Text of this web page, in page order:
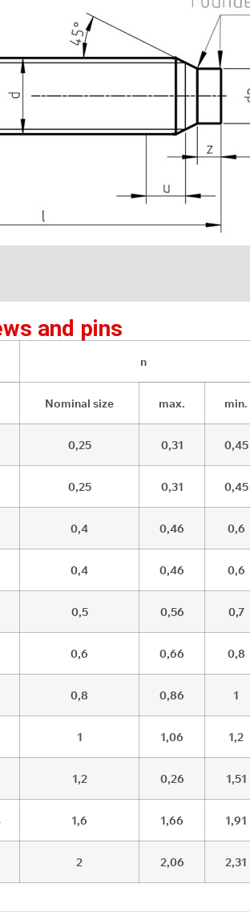
and pins
n
Nominal size max. min.
0,25 0,31 0,45
0,25 0,31 0,45
0,4 0,46 0,6
0,4 0,46 0,6
0,5 0,56 0,7
0,6 0,66 0,8
0,8 0,86 1
1 1,06 1,2
1,2 0,26 1,51
1,6 1,66 1,91
2 2,06 2,31